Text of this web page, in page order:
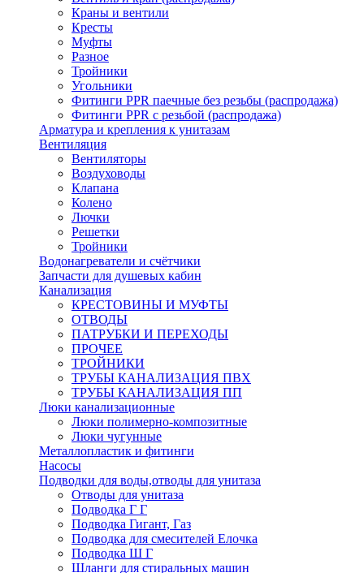
Краны и вентили
Кресты
Муфты
Разное
Тройники
Угольники
Фитинги PPR паечные без резьбы (распродажа)
Фитинги PPR с резьбой (распродажа)
Арматура и крепления к унитазам
Вентиляция
Вентиляторы
Воздуховоды
Клапана
Колено
Лючки
Решетки
Тройники
Водонагреватели и счётчики
Запчасти для душевых кабин
Канализация
КРЕСТОВИНЫ И МУФТЫ
ОТВОДЫ
ПАТРУБКИ И ПЕРЕХОДЫ
ПРОЧЕЕ
ТРОЙНИКИ
ТРУБЫ КАНАЛИЗАЦИЯ ПВХ
ТРУБЫ КАНАЛИЗАЦИЯ ПП
Люки канализационные
Люки полимерно-композитные
Люки чугунные
Металлопластик и фитинги
Насосы
Подводки для воды,отводы для унитаза
Отводы для унитаза
Подводка Г Г
Подводка Гигант, Газ
Подводка для смесителей Елочка
Подводка Ш Г
Шланги для стиральных машин